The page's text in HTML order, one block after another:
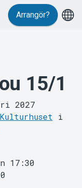
Arrangör?
15/1
2027
i
17:30